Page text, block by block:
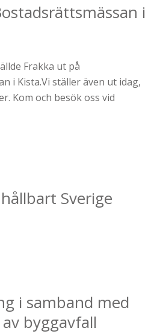
i
Frakka ut på
i Kista.Vi ställer även ut idag,
Kom och besök oss vid
Sverige
i samband med
byggavfall